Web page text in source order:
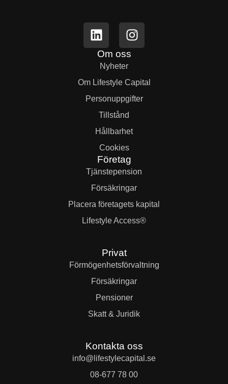
Om oss
Nyheter
Om Lifestyle Capital
Person­uppgifter
Tillstånd
Hållbarhet
Cookies
Företag
Tjänste­pension
Försäkringar
Placera företagets kapital
Lifestyle Access®
Privat
Förmögenhets­förvaltning
Försäkringar
Pensioner
Skatt & Juridik
Kontakta oss
info@lifestylecapital.se
08-677 78 00